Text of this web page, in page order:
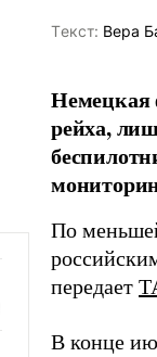
Tекст: Вера
Немецкая
рейха,
По
передает
В конце